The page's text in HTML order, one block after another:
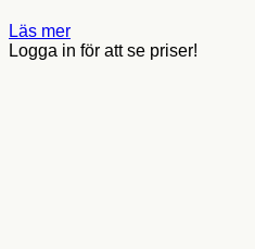
Läs mer
Logga in för att se priser!